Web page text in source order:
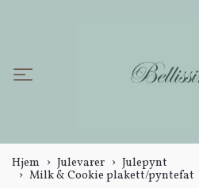
Hjem Julevarer
Julepynt
Milk & Cookie plakett/pyntefat